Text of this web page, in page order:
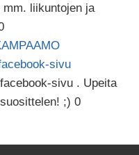
liikuntojen ja
sivu
sivu . Upeita
;) 0